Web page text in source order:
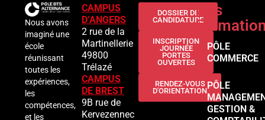
Nous avons
imaginé une
école
réunissant
toutes les
expériences,
les
compétences,
et les
CAMPUS
D’ANGERS
2 rue de la
Martinellerie
49800
Trélazé
CAMPUS
DE BREST
9B rue de
Kervezennec
DOSSIER DE
CANDIDATURE
INSCRIPTION
JOURNÉE
PORTES
OUVERTES
RENDEZ-VOUS
D'ORIENTATION
Nos
PÔLE
COMMERCE
PÔLE
GESTION &